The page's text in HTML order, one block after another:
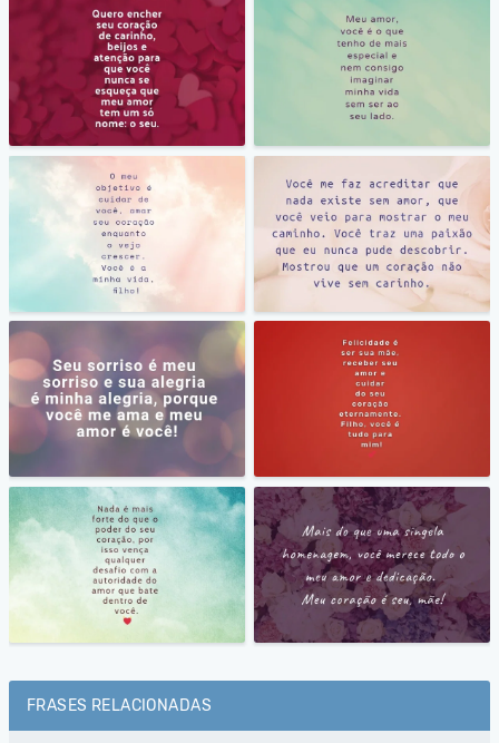
FRASES RELACIONADAS